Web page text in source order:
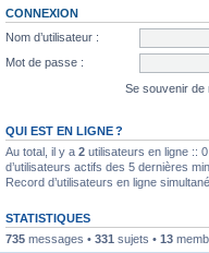
CONNEXION
Nom d’utilisateur :
Mot de passe :
Se souvenir de
QUI EST EN LIGNE ?
Au total, il y a 2 utilisateurs en ligne ::
d’utilisateurs actifs des 5 dernières
Record d’utilisateurs en ligne
STATISTIQUES
735 messages • 331 sujets • 13